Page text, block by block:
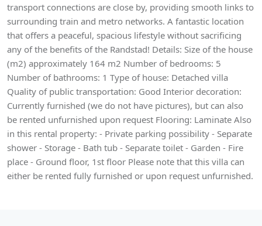
transport connections are close by, providing smooth links to
surrounding train and metro networks. A fantastic location
that offers a peaceful, spacious lifestyle without sacrificing
any of the benefits of the Randstad! Details: Size of the house
(m2) approximately 164 m2 Number of bedrooms: 5
Number of bathrooms: 1 Type of house: Detached villa
Quality of public transportation: Good Interior decoration:
Currently furnished (we do not have pictures), but can also
be rented unfurnished upon request Flooring: Laminate Also
in this rental property: - Private parking possibility - Separate
shower - Storage - Bath tub - Separate toilet - Garden - Fire
place - Ground floor, 1st floor Please note that this villa can
either be rented fully furnished or upon request unfurnished.